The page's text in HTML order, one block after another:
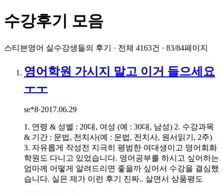
수강후기 모음
스티븐영어 실수강생들의 후기 · 전체 4163건 · 83/84페이지
영어학원 가시지 말고 이거 들으세요
ㅜㅜ
se*8·2017.06.29
1. 연령 & 성별 : 20대, 여성 (예 : 30대, 남성) 2. 수강과목
& 기간 : 문법, 전치사(예 : 문법, 전치사, 원서읽기, 2주)
3. 자유롭게 작성전 지극히 평범한 여대생이고 영어회화
학원도 다니고 있었습니다. 영어공부를 하시고 싶어하는
엄마께 어떻게 알려드리면 좋을까 싶어서 수강을 결심했
습니다. 실은 제가 이런 후기 진짜.. 살면서 상품평도